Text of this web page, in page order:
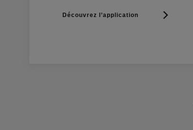
Découvrez l’application